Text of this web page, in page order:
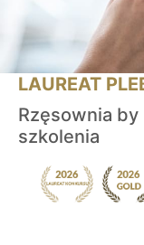
LAUREAT
Rzęsownia
szkolenia